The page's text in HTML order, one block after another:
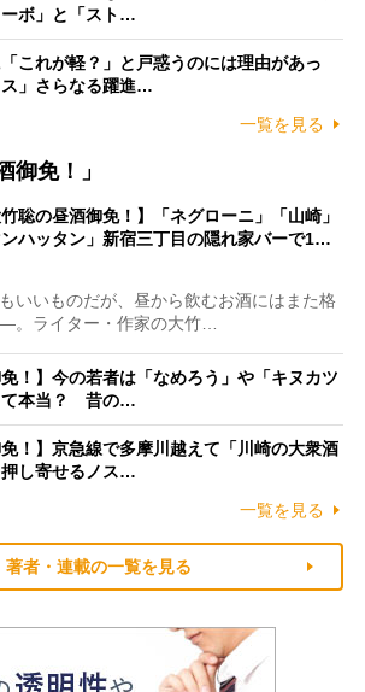
ボ」と「スト…
これが軽？」と戸惑うのには理由があっ
」さらなる躍進…
一覧を見る
御免！」
竹聡の昼酒御免！】「ネグローニ」「山崎」
ンハッタン」新宿三丁目の隠れ家バーで1…
いいものだが、昼から飲むお酒にはまた格
。ライター・作家の大竹…
免！】今の若者は「なめろう」や「キヌカツ
て本当？ 昔の…
免！】京急線で多摩川越えて「川崎の大衆酒
し寄せるノス…
一覧を見る
著者・連載の一覧を見る